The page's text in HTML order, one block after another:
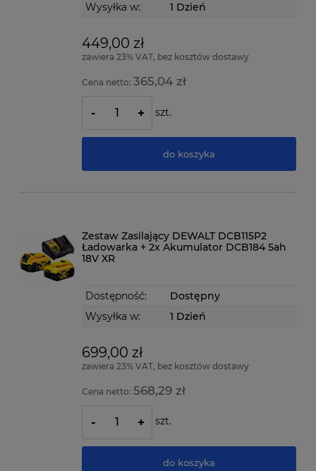
Wysyłka w:
1 Dzień
449,00 zł
zawiera 23% VAT, bez kosztów dostawy
Cena netto:365,04 zł
- + szt.
do koszyka
Zestaw Zasilający DEWALT DCB115P2
Ładowarka + 2x Akumulator DCB184 5ah
18V XR
Dostępność:
Dostępny
Wysyłka w:
1 Dzień
699,00 zł
zawiera 23% VAT, bez kosztów dostawy
Cena netto:568,29 zł
- + szt.
do koszyka